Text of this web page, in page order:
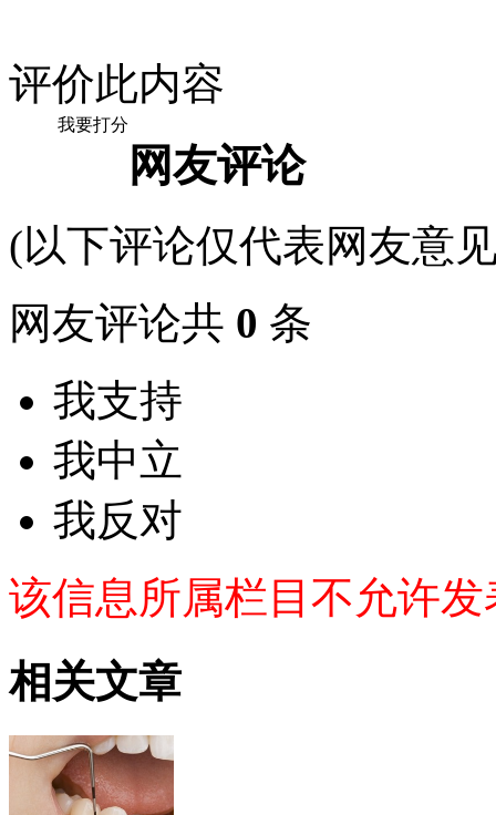
评价此内容
我要打分
网友评论
(以下评论仅代表网友意
网友评论共 0 条
我支持
我中立
我反对
该信息所属栏目不允许
相关文章